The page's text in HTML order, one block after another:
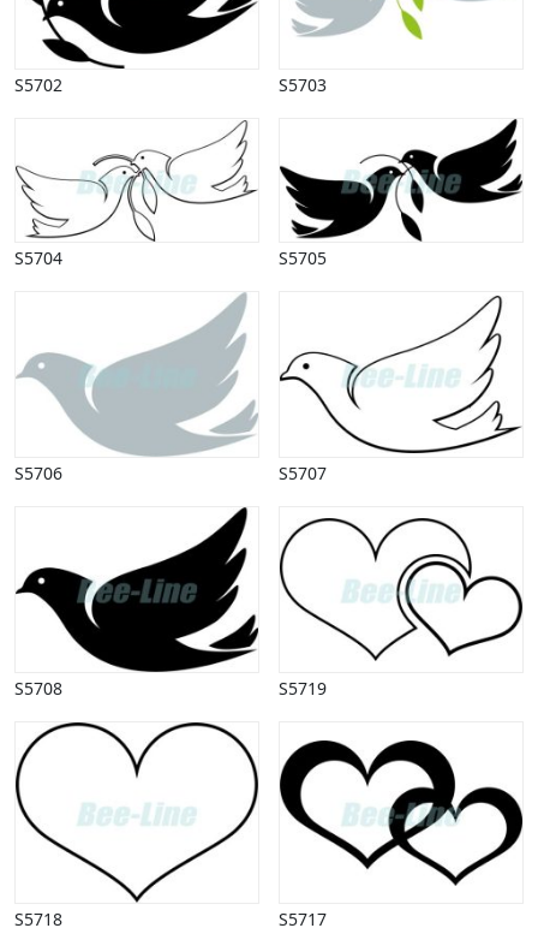
Påske
Penge, finans
Piktogrammer
Politik, arbejdsmarked
Restauration, hotel
Scenarier
Skibe, både, søfart
Sommer
Stjernetegn, astrologi
Sundhed, sygdom
Trafik, færdsel
Uddannelse
Udsalg og andre begreber
Underholdning, kultur
S5702 S5703
S5704 S5705
S5706 S5707
S5708 S5719
S5718 S5717